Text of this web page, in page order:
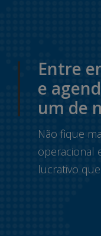
Entre
e
um de
Não fique
operacional
lucrativo